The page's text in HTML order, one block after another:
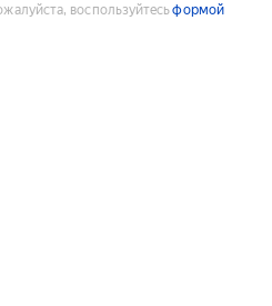
воспользуйтесьформой